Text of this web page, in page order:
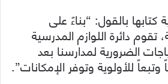
كتابها بالقول: “بناءً على
تقوم دائرة اللوازم المدرسية
الضرورية لمدارسنا بعد
وتبعاً للأولوية وتوفر الإمكانات”.